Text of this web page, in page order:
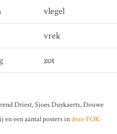
vlegel
vrek
zot
Driest, Sjoes Duykaerts, Douwe
en een aantal posters indeze FOK-